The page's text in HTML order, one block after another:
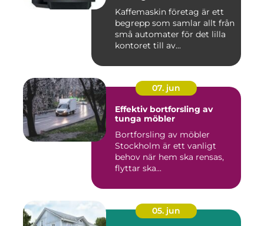
Kaffemaskin företag är ett
begrepp som samlar allt från
små automater för det lilla
kontoret till av...
07. jun
Effektiv bortforsling av
tunga möbler
Bortforsling av möbler
Stockholm är ett vanligt
behov när hem ska rensas,
flyttar ska...
05. jun